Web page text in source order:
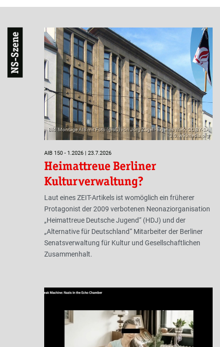
NS-Szene
Bild: Montage AIB mit Foto (groß) von Jörg Zägel - Eigenes Werk, CC BY-SA
3.0, wikimedia.org
AIB 150 - 1.2026 | 23.7.2026
Heimattreue Berliner
Kulturverwaltung?
Laut eines ZEIT-Artikels ist womöglich ein früherer
Protagonist der 2009 verbotenen Neonaziorganisation
„Heimattreue Deutsche Jugend“ (HDJ) und der
„Alternative für Deutschland“ Mitarbeiter der Berliner
Senatsverwaltung für Kultur und Gesellschaftlichen
Zusammenhalt.